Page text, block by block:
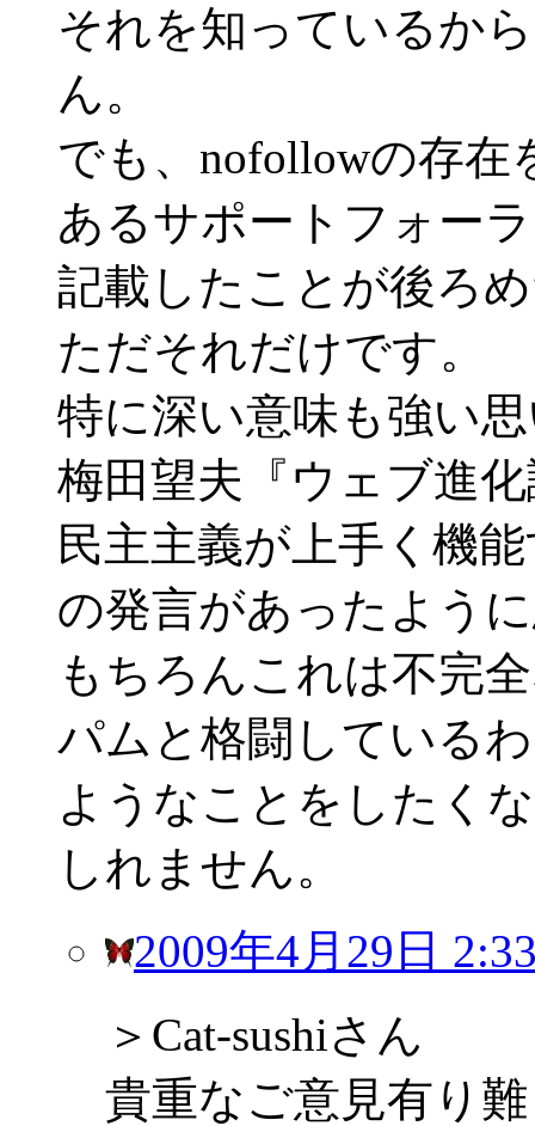
それを知っているか
ん。
でも、nofollowの存在
あるサポートフォー
記載したことが後ろ
ただそれだけです。
特に深い意味も強い
梅田望夫『ウェブ進
民主主義が上手く機
の発言があったよう
もちろんこれは不完
パムと格闘している
ようなことをしたく
しれません。
2009年4月29日
＞Cat-sushiさん
貴重なご意見有り